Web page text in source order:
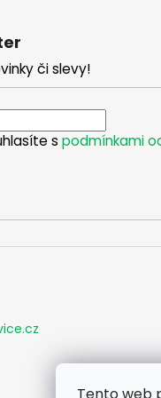
či slevy!
s podmínkami